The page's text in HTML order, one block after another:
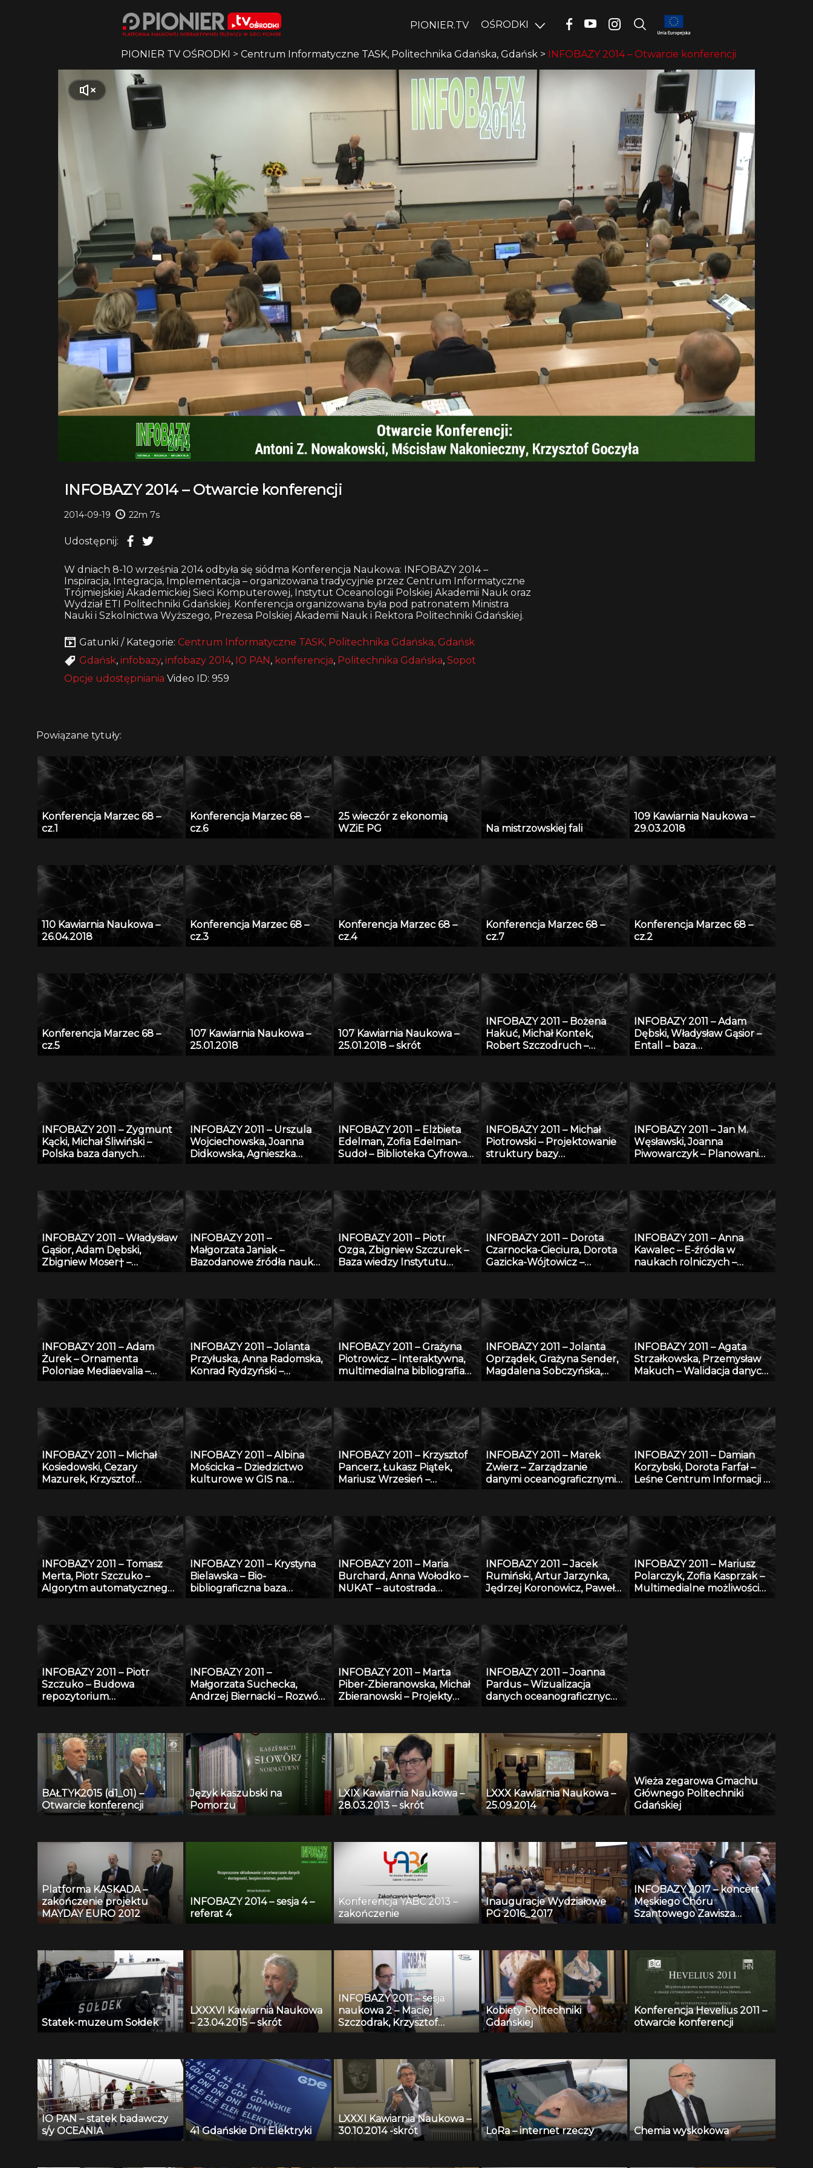
PIONIER.TV OŚRODKI
PIONIER TV OŚRODKI > Centrum Informatyczne TASK, Politechnika Gdańska, Gdańsk > INFOBAZY 2014 – Otwarcie konferencji
INFOBAZY 2014 – Otwarcie konferencji
2014-09-19 22m 7s
Udostępnij:
W dniach 8-10 września 2014 odbyła się siódma Konferencja Naukowa: INFOBAZY 2014 –
Inspiracja, Integracja, Implementacja – organizowana tradycyjnie przez Centrum Informatyczne
Trójmiejskiej Akademickiej Sieci Komputerowej, Instytut Oceanologii Polskiej Akademii Nauk oraz
Wydział ETI Politechniki Gdańskiej. Konferencja organizowana była pod patronatem Ministra
Nauki i Szkolnictwa Wyższego, Prezesa Polskiej Akademii Nauk i Rektora Politechniki Gdańskiej.
Gatunki / Kategorie: Centrum Informatyczne TASK, Politechnika Gdańska, Gdańsk
Gdańsk, infobazy, infobazy 2014, IO PAN , konferencja, Politechnika Gdańska, Sopot
Opcje udostępniania Video ID: 959
Powiązane tytuły:
Konferencja Marzec 68 –
cz.1
Konferencja Marzec 68 –
cz.6
25 wieczór z ekonomią
WZiE PG
Na mistrzowskiej fali
109 Kawiarnia Naukowa –
29.03.2018
110 Kawiarnia Naukowa –
26.04.2018
Konferencja Marzec 68 –
cz.3
Konferencja Marzec 68 –
cz.4
Konferencja Marzec 68 –
cz.7
Konferencja Marzec 68 –
cz.2
Konferencja Marzec 68 –
cz.5
107 Kawiarnia Naukowa –
25.01.2018
107 Kawiarnia Naukowa –
25.01.2018 – skrót
INFOBAZY 2011 – Bożena
Hakuć, Michał Kontek,
Robert Szczodruch –
Pomorskiej Bibliotece
Cyfrowej
INFOBAZY 2011 – Adam
Dębski, Władysław Gąsior –
Entall – baza
układu Li-Si
INFOBAZY 2011 – Zygmunt
Kącki, Michał Śliwiński –
Polska baza danych
działania, zasoby i
perspektywy
INFOBAZY 2011 – Urszula
Wojciechowska, Joanna
Didkowska, Agnieszka
wymiany wiedzy o
zagrożeniu nowotworami
złośliwymi
INFOBAZY 2011 – Elżbieta
Edelman, Zofia Edelman-
Sudoł – Biblioteka Cyfrowa
stan obecny i przyszłość
INFOBAZY 2011 – Michał
Piotrowski – Projektowanie
struktury bazy
ograniczonych zasobów
INFOBAZY 2011 – Jan M.
Węsławski, Joanna
Piwowarczyk – Planowanie
INFOBAZY 2011 – Władysław
Gąsior, Adam Dębski,
Zbigniew Moser† –
fizykochemicznych metali i
stopów
INFOBAZY 2011 –
Małgorzata Janiak –
Bazodanowe źródła nauk
INFOBAZY 2011 – Piotr
Ozga, Zbigniew Szczurek –
Baza wiedzy Instytutu
naukowego ITB nauce i
gospodarce
INFOBAZY 2011 – Dorota
Czarnocka-Cieciura, Dorota
Gazicka-Wójtowicz –
coś więcej niż Biblioteka
Cyfrowa
INFOBAZY 2011 – Anna
Kawalec – E-źródła w
naukach rolniczych –
kontekście tworzenia baz
danych
INFOBAZY 2011 – Adam
Żurek – Ornamenta
Poloniae Mediaevalia –
form i detalu na tle
europejskim
INFOBAZY 2011 – Jolanta
Przyłuska, Anna Radomska,
Konrad Rydzyński –
wiedzą i badaniami
naukowymi w IMP w Łodzi
INFOBAZY 2011 – Grażyna
Piotrowicz – Interaktywna,
multimedialna bibliografia
INFOBAZY 2011 – Jolanta
Oprządek, Grażyna Sender,
Magdalena Sobczyńska,
Maciej Kossakowski, Cong Le
– Bazy danych z zakresu
genomiki, biotechnologii i
jakości produktów
pochodzenia zwierzęcego
INFOBAZY 2011 – Agata
Strzałkowska, Przemysław
Makuch – Walidacja danych
atmosferycznych
INFOBAZY 2011 – Michał
Kosiedowski, Cezary
Mazurek, Krzysztof
Węglarz, Kacper Zdanowicz
– Raportowanie do
regionalnego nadzoru
specjalistycznego w oparciu
o bazę anonimowych
przypadków medycznych
INFOBAZY 2011 – Albina
Mościcka – Dziedzictwo
kulturowe w GIS na
INFOBAZY 2011 – Krzysztof
Pancerz, Łukasz Piątek,
Mariusz Wrzesień –
zastosowaniem metod
konstruktywnej indukcji
oraz zbiorów przybliżonych
INFOBAZY 2011 – Marek
Zwierz – Zarządzanie
danymi oceanograficznymi
Danych Oceanograficznych
INFOBAZY 2011 – Damian
Korzybski, Dorota Farfał –
Leśne Centrum Informacji –
przyrodniczego w Polsce
INFOBAZY 2011 – Tomasz
Merta, Piotr Szczuko –
Algorytm automatycznego
wyszukiwania pojazdów w
bazie danych
INFOBAZY 2011 – Krystyna
Bielawska – Bio-
bibliograficzna baza
wieku – historia i stan
obecny
INFOBAZY 2011 – Maria
Burchard, Anna Wołodko –
NUKAT – autostrada
INFOBAZY 2011 – Jacek
Rumiński, Artur Jarzynka,
Jędrzej Koronowicz, Paweł
INFOBAZY 2011 – Mariusz
Polarczyk, Zofia Kasprzak –
Multimedialne możliwości
INFOBAZY 2011 – Piotr
Szczuko – Budowa
repozytorium
pozy na podstawie
obserwacji 2D
INFOBAZY 2011 –
Małgorzata Suchecka,
Andrzej Biernacki – Rozwój
ochrony człowieka w
środowisku pracy
INFOBAZY 2011 – Marta
Piber-Zbieranowska, Michał
Zbieranowski – Projekty
przy użyciu systemu GIS:
Mazowsze i woj. kaliskie do
końca XVI w.
INFOBAZY 2011 – Joanna
Pardus – Wizualizacja
danych oceanograficznych
BAŁTYK2015 (d1_01) –
Otwarcie konferencji
Język kaszubski na
Pomorzu
LXIX Kawiarnia Naukowa –
28.03.2013 – skrót
LXXX Kawiarnia Naukowa –
25.09.2014
Wieża zegarowa Gmachu
Głównego Politechniki
Gdańskiej
Platforma KASKADA –
zakończenie projektu
MAYDAY EURO 2012
INFOBAZY 2014 – sesja 4 –
referat 4
Konferencja YABC 2013 –
zakończenie
Inauguracje Wydziałowe
PG 2016_2017
INFOBAZY 2017 – koncert
Męskiego Chóru
Szantowego Zawisza
Czarny
Statek-muzeum Sołdek
LXXXVI Kawiarnia Naukowa
– 23.04.2015 – skrót
INFOBAZY 2011 – sesja
naukowa 2 – Maciej
Szczodrak, Krzysztof
Kopaczewski, Andrzej
Krawczyk – Repozytorium
nagrań testowych i
algorytmy wspomagania
systemów monitoringu
przestrzeni publicznej
Kobiety Politechniki
Gdańskiej
Konferencja Hevelius 2011 –
otwarcie konferencji
IO PAN – statek badawczy
s/y OCEANIA
41 Gdańskie Dni Elektryki
LXXXI Kawiarnia Naukowa –
30.10.2014 -skrót
LoRa – internet rzeczy Chemia wyskokowa